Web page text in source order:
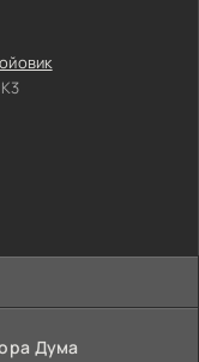
ніколи не
потребували
Мандулбаум
а й мудрим
Дума